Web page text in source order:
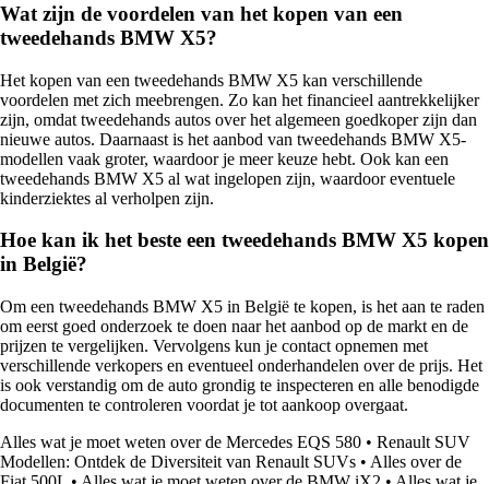
Wat zijn de voordelen van het kopen van een
tweedehands BMW X5?
Het kopen van een tweedehands BMW X5 kan verschillende
voordelen met zich meebrengen. Zo kan het financieel aantrekkelijker
zijn, omdat tweedehands autos over het algemeen goedkoper zijn dan
nieuwe autos. Daarnaast is het aanbod van tweedehands BMW X5-
modellen vaak groter, waardoor je meer keuze hebt. Ook kan een
tweedehands BMW X5 al wat ingelopen zijn, waardoor eventuele
kinderziektes al verholpen zijn.
Hoe kan ik het beste een tweedehands BMW X5 kopen
in België?
Om een tweedehands BMW X5 in België te kopen, is het aan te raden
om eerst goed onderzoek te doen naar het aanbod op de markt en de
prijzen te vergelijken. Vervolgens kun je contact opnemen met
verschillende verkopers en eventueel onderhandelen over de prijs. Het
is ook verstandig om de auto grondig te inspecteren en alle benodigde
documenten te controleren voordat je tot aankoop overgaat.
Alles wat je moet weten over de Mercedes EQS 580 • Renault SUV
Modellen: Ontdek de Diversiteit van Renault SUVs • Alles over de